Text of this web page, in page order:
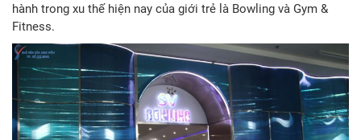
hành trong xu thế hiện nay của giới trẻ là Bowling và Gym &
Fitness.